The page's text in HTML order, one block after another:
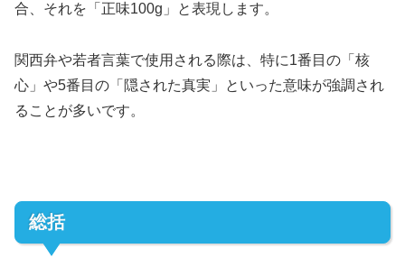
合、それを「正味100g」と表現します。
関西弁や若者言葉で使用される際は、特に1番目の「核
心」や5番目の「隠された真実」といった意味が強調され
ることが多いです。
総括